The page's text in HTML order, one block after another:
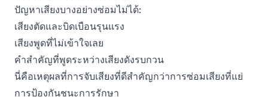
ปัญหาเสียงบางอย่างซ่อมไม่ได้:
เสียงตัดและบิดเบือนรุนแรง
เสียงพูดที่ไม่เข้าใจเลย
คำสำคัญที่พูดระหว่างเสียงดังรบกวน
นี่คือเหตุผลที่การจับเสียงที่ดีสำคัญกว่าการซ่อมเสียงที่แย่
การป้องกันชนะการรักษา